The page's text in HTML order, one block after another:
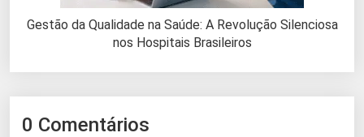
Gestão da Qualidade na Saúde: A Revolução Silenciosa
nos Hospitais Brasileiros
0 Comentários